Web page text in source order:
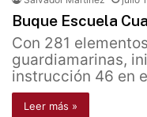
Buque Escuela
Con 281
guardiamarinas,
instrucción 46 en
Leer más »